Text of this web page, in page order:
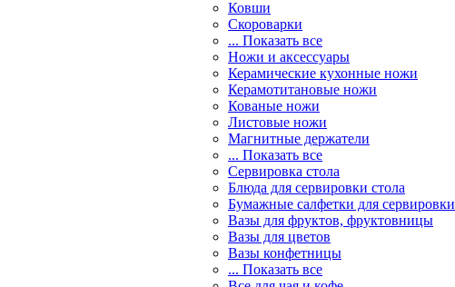
Ковши
Скороварки
... Показать все
Ножи и аксессуары
Керамические кухонные ножи
Керамотитановые ножи
Кованые ножи
Листовые ножи
Магнитные держатели
... Показать все
Сервировка стола
Блюда для сервировки стола
Бумажные салфетки для сервировки
Вазы для фруктов, фруктовницы
Вазы для цветов
Вазы конфетницы
... Показать все